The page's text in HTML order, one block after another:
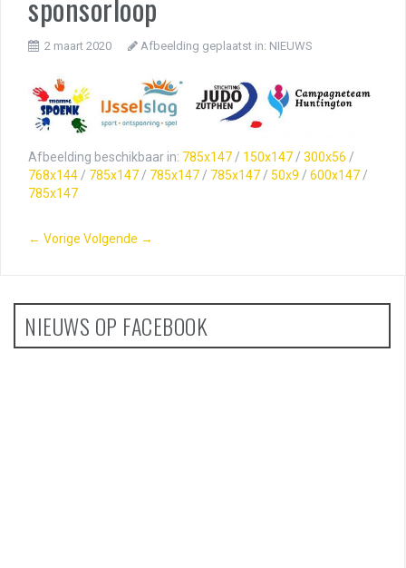
2 maart 2020 Afbeelding geplaatst in: NIEUWS
Afbeelding beschikbaar in: 785x147 / 150x147 / 300x56 /
768x144 / 785x147 / 785x147 / 785x147 / 50x9 / 600x147 /
785x147
← Vorige Volgende →
NIEUWS OP FACEBOOK